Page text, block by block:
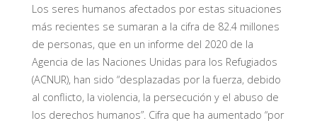
Los seres humanos afectados por estas situaciones
más recientes se sumaran a la cifra de 82.4 millones
de personas, que en un informe del 2020 de la
Agencia de las Naciones Unidas para los Refugiados
(ACNUR), han sido “desplazadas por la fuerza, debido
al conflicto, la violencia, la persecución y el abuso de
los derechos humanos”. Cifra que ha aumentado “por